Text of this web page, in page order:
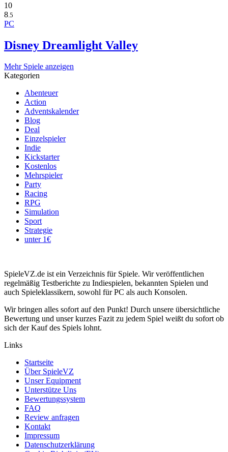
10
8 .5
PC
Disney Dreamlight Valley
Mehr Spiele anzeigen
Kategorien
Abenteuer
Action
Adventskalender
Blog
Deal
Einzelspieler
Indie
Kickstarter
Kostenlos
Mehrspieler
Party
Racing
RPG
Simulation
Sport
Strategie
unter 1€
SpieleVZ.de ist ein Verzeichnis für Spiele. Wir veröffentlichen
regelmäßig Testberichte zu Indiespielen, bekannten Spielen und
auch Spieleklassikern, sowohl für PC als auch Konsolen.
Wir bringen alles sofort auf den Punkt! Durch unsere übersichtliche
Bewertung und unser kurzes Fazit zu jedem Spiel weißt du sofort ob
sich der Kauf des Spiels lohnt.
Links
Startseite
Über SpieleVZ
Unser Equipment
Unterstütze Uns
Bewertungssystem
FAQ
Review anfragen
Kontakt
Impressum
Datenschutzerklärung